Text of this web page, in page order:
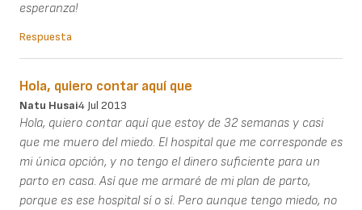
esperanza!
Respuesta
Hola, quiero contar aquí que
Natu Husai4 Jul 2013
Hola, quiero contar aquí que estoy de 32 semanas y casi
que me muero del miedo. El hospital que me corresponde es
mi única opción, y no tengo el dinero suficiente para un
parto en casa. Así que me armaré de mi plan de parto,
porque es ese hospital sí o sí. Pero aunque tengo miedo, no